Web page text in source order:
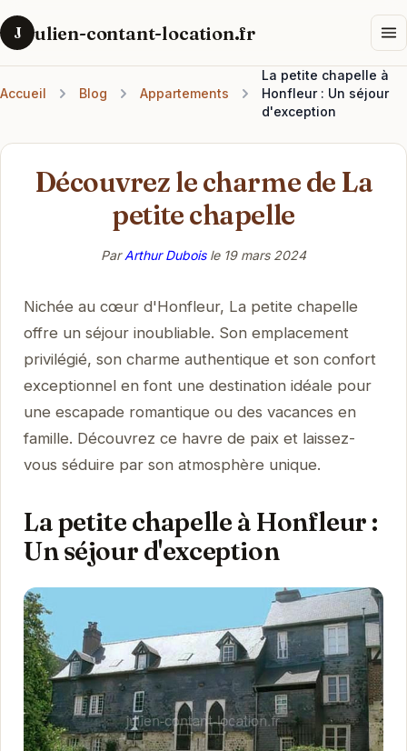
J ulien-contant-location.fr
Accueil Blog Appartements
La petite chapelle à
Honfleur : Un séjour
d'exception
Découvrez le charme de La
petite chapelle
ParArthur Duboisle 19 mars 2024
Nichée au cœur d'Honfleur, La petite chapelle
offre un séjour inoubliable. Son emplacement
privilégié, son charme authentique et son confort
exceptionnel en font une destination idéale pour
une escapade romantique ou des vacances en
famille. Découvrez ce havre de paix et laissez-
vous séduire par son atmosphère unique.
La petite chapelle à Honfleur :
Un séjour d'exception